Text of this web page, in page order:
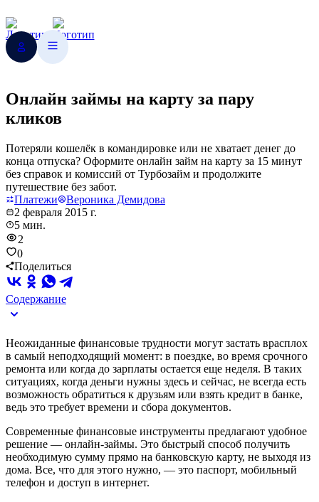
Онлайн займы на карту за пару
кликов
Потеряли кошелёк в командировке или не хватает денег до
конца отпуска? Оформите онлайн займ на карту за 15 минут
без справок и комиссий от Турбозайм и продолжите
путешествие без забот.
Платежи
Вероника Демидова
2 февраля 2015 г.
5 мин.
2
0
Поделиться
Содержание
Неожиданные финансовые трудности могут застать врасплох
в самый неподходящий момент: в поездке, во время срочного
ремонта или когда до зарплаты остается еще неделя. В таких
ситуациях, когда деньги нужны здесь и сейчас, не всегда есть
возможность обратиться к друзьям или взять кредит в банке,
ведь это требует времени и сбора документов.
Современные финансовые инструменты предлагают удобное
решение — онлайн-займы. Это быстрый способ получить
необходимую сумму прямо на банковскую карту, не выходя из
дома. Все, что для этого нужно, — это паспорт, мобильный
телефон и доступ в интернет.